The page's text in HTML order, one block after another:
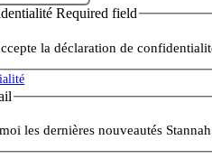
Required field
la déclaration de
les dernières nouveautés